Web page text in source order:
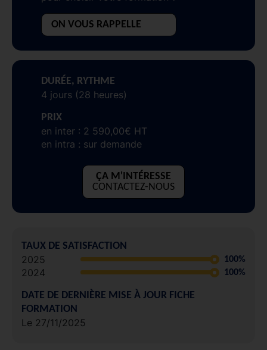
ON VOUS RAPPELLE
DURÉE, RYTHME
4 jours (28 heures)
PRIX
en inter : 2 590,00€ HT
en intra : sur demande
ÇA M'INTÉRESSE
CONTACTEZ-NOUS
TAUX DE SATISFACTION
2025 100%
2024 100%
DATE DE DERNIÈRE MISE À JOUR FICHE
FORMATION
Le 27/11/2025